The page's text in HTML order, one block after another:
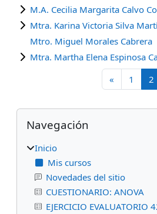
M.A. Cecilia Margarita Calvo
Mtra. Karina Victoria Silva
Mtro. Miguel Morales Cabrera
Mtra. Martha Elena Espinosa
« Página
1 2
Bloques
Omitir Navegación
Navegación
Inicio
Mis cursos
Novedades del sitio
CUESTIONARIO: ANOVA
EJERCICIO EVALUATORIO